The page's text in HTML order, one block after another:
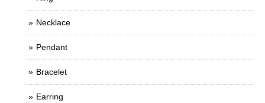
Necklace
Pendant
Bracelet
Earring